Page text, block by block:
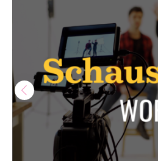
ANDERE
REGIONEN